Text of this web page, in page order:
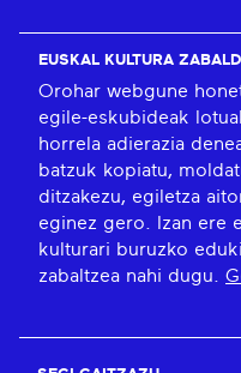
EUSKAL KULTURA
Orohar webgune
egile-eskubideak
horrela adierazia
batzuk kopiatu,
ditzakezu, egiletza
eginez gero. Izan ere
kulturari buruzko
zabaltzea nahi dugu.